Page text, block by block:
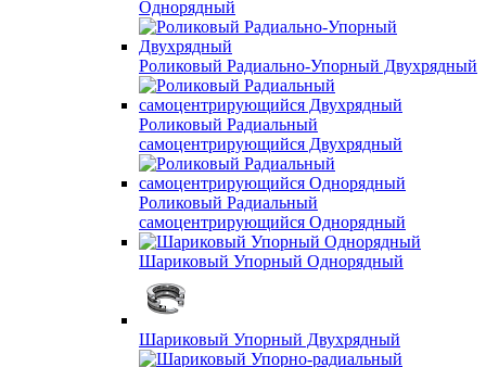
Однорядный
Роликовый Радиально-Упорный Двухрядный
Роликовый Радиальный
самоцентрирующийся Двухрядный
Роликовый Радиальный
самоцентрирующийся Однорядный
Шариковый Упорный Однорядный
Шариковый Упорный Двухрядный